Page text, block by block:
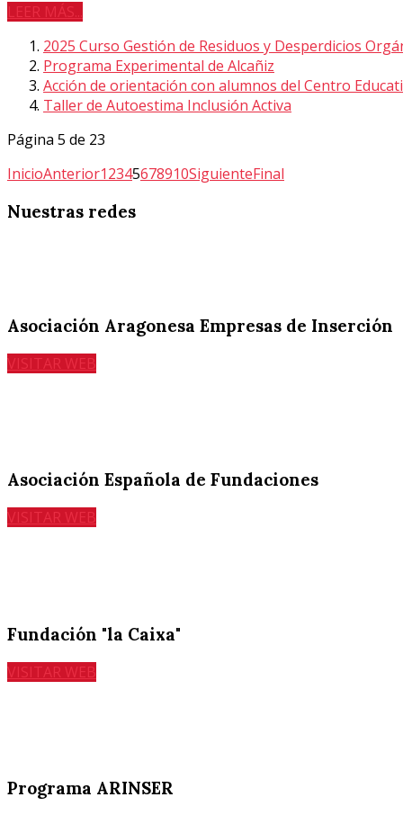
LEER MÁS...
2025 Curso Gestión de Residuos y Desperdicios
Programa Experimental de Alcañiz
Acción de orientación con alumnos del Centro
Taller de Autoestima Inclusión Activa
Página 5 de 23
InicioAnterior12345678910SiguienteFinal
Nuestras redes
Asociación Aragonesa Empresas de Inserción
VISITAR WEB
Asociación Española de Fundaciones
VISITAR WEB
Fundación "la Caixa"
VISITAR WEB
Programa ARINSER